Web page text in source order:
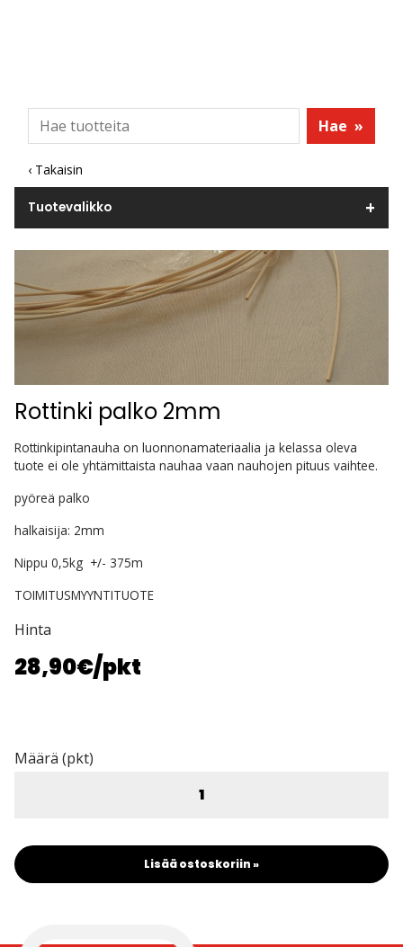
Hae »
‹ Takaisin
Tuotevalikko
Rottinki palko 2mm
Rottinkipintanauha on luonnonamateriaalia ja kelassa oleva
tuote ei ole yhtämittaista nauhaa vaan nauhojen pituus vaihtee.
pyöreä palko
halkaisija: 2mm
Nippu 0,5kg +/- 375m
TOIMITUSMYYNTITUOTE
Hinta
28,90€/pkt
Määrä (pkt)
Lisää ostoskoriin »